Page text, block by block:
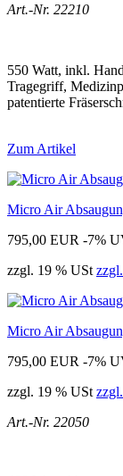
Art.-Nr. 22210
550 Watt, inkl.
Tragegriff,
patentierte
Zum Artikel
Micro Air
795,00 EUR -7%
zzgl. 19 % USt
Micro Air
795,00 EUR -7%
zzgl. 19 % USt
Art.-Nr. 22050